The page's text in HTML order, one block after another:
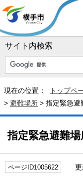
サイト内検索
現在の位置： トップペ
> 避難場所 > 指定緊急避
指定緊急避難
ページID1005622 更